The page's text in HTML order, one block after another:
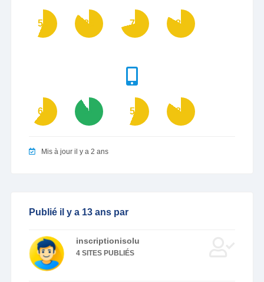
56 86 71 83
61 91 56 85
Mis à jour il y a 2 ans
Publié il y a 13 ans par
inscriptionisolu
4 SITES PUBLIÉS